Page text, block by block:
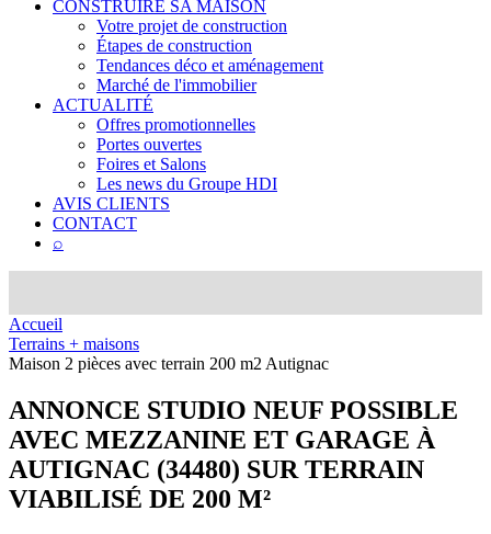
CONSTRUIRE SA MAISON
Votre projet de construction
Étapes de construction
Tendances déco et aménagement
Marché de l'immobilier
ACTUALITÉ
Offres promotionnelles
Portes ouvertes
Foires et Salons
Les news du Groupe HDI
AVIS CLIENTS
CONTACT
⌕
Accueil
Terrains + maisons
Maison 2 pièces avec terrain 200 m2 Autignac
ANNONCE STUDIO NEUF POSSIBLE
AVEC MEZZANINE ET GARAGE À
AUTIGNAC (34480) SUR TERRAIN
VIABILISÉ DE 200 M²